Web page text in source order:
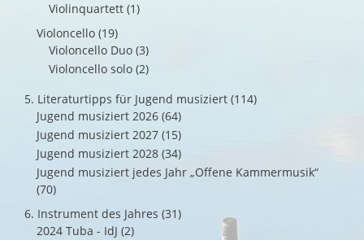
Violinquartett (1)
Violoncello (19)
Violoncello Duo (3)
Violoncello solo (2)
5. Literaturtipps für Jugend musiziert (114)
Jugend musiziert 2026 (64)
Jugend musiziert 2027 (15)
Jugend musiziert 2028 (34)
Jugend musiziert jedes Jahr „Offene Kammermusik“
(70)
6. Instrument des Jahres (31)
2024 Tuba - IdJ (2)